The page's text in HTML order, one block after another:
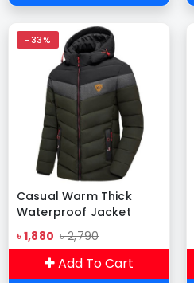
-33%
Casual Warm Thick
Waterproof Jacket
Army-04
৳ 1,880 ৳ 2,790
Add To Cart